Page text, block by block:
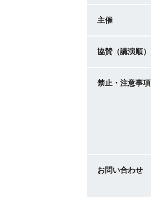
主催
協賛（講演順）
禁止・注意事項
お問い合わせ